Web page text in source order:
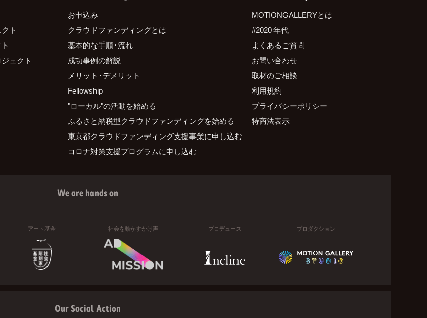
ト
ェクト
お申込み
クラウドファンディングとは
基本的な手順・流れ
成功事例の解説
メリット・デメリット
Fellowship
"ローカル"の活動を始める
ふるさと納税型クラウドファンディングを始める
東京都クラウドファンディング支援事業に申し込む
コロナ対策支援プログラムに申し込む
MOTIONGALLERYとは
#2020 年代
よくあるご質問
お問い合わせ
取材のご相談
利用規約
プライバシーポリシー
特商法表示
We are hands on
アート基金 社会を動かすかけ声 プロデュース プロダクション
Our Social Action